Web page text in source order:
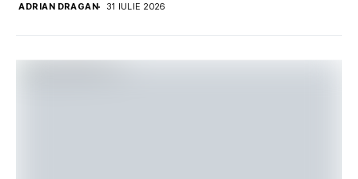
ADRIAN DRAGAN 31 IULIE 2026